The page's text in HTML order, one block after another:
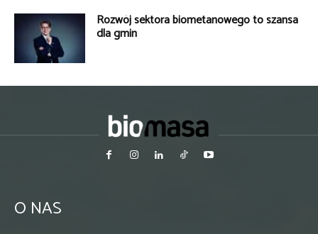
Rozwój sektora biometanowego to szansa
dla gmin
O NAS